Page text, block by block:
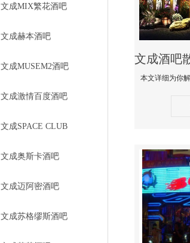
文成MIX繁花酒吧
文成赫本酒吧
文成MUSEM2酒吧
文成激情百度酒吧
文成SPACE CLUB
文成奥斯卡酒吧
文成迈阿密酒吧
文成苏格缪斯酒吧